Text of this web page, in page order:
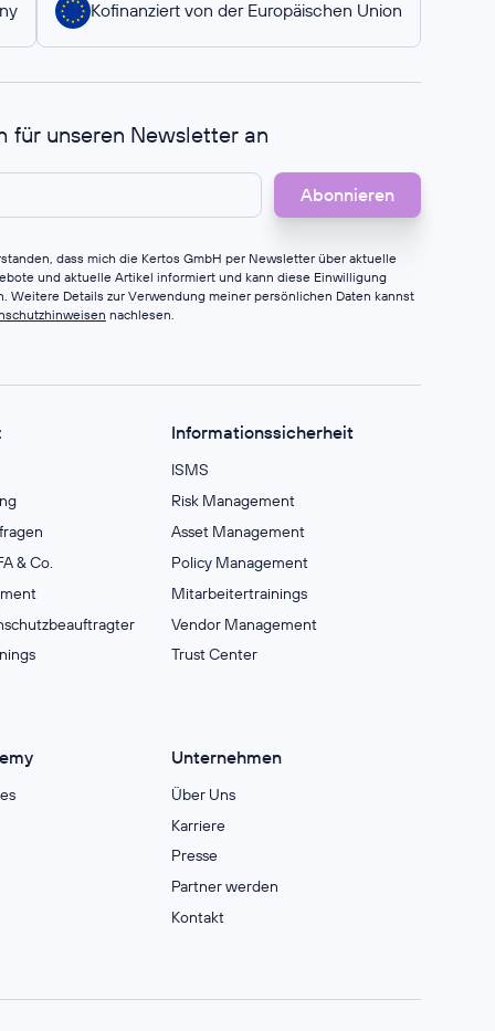
Kofinanziert von der Europäischen Union
für unseren Newsletter an
dass mich die Kertos GmbH per Newsletter über aktuelle
und aktuelle Artikel informiert und kann diese Einwilligung
Weitere Details zur Verwendung meiner persönlichen Daten kannst
nachlesen.
& Co.
Informationssicherheit
ISMS
Risk Management
Asset Management
Policy Management
Mitarbeitertrainings
Vendor Management
Trust Center
Unternehmen
Über Uns
Karriere
Presse
Partner werden
Kontakt